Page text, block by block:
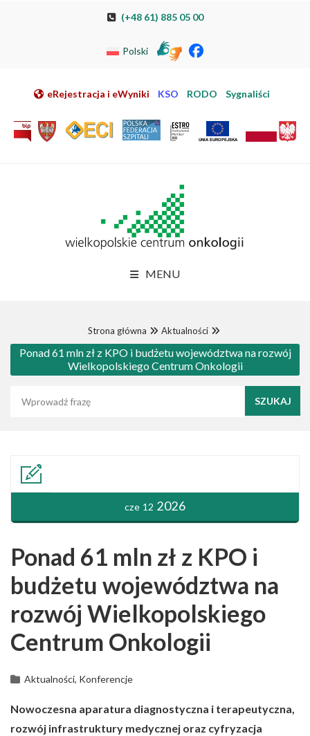
Przeskocz do nawigacji
Przejdź do mapy strony
Przejdź do elektronicznej rejestracji pacjenta
(+48 61) 885 05 00
Polski
eRejestracja i eWyniki KSO RODO Sygnaliści
MENU
Strona główna Aktualności
Ponad 61 mln zł z KPO i budżetu województwa na rozwój
Wielkopolskiego Centrum Onkologii
cze 12 2026
Ponad 61 mln zł z KPO i
budżetu województwa na
rozwój Wielkopolskiego
Centrum Onkologii
Aktualności, Konferencje
Nowoczesna aparatura diagnostyczna i terapeutyczna,
rozwój infrastruktury medycznej oraz cyfryzacja